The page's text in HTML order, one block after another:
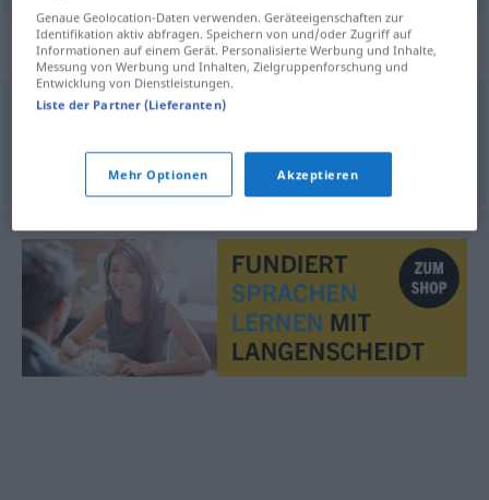
Synonyme für "livlig"
Genaue Geolocation-Daten verwenden. Geräteeigenschaften zur
Identifikation aktiv abfragen. Speichern von und/oder Zugriff auf
Informationen auf einem Gerät. Personalisierte Werbung und Inhalte,
Messung von Werbung und Inhalten, Zielgruppenforschung und
Entwicklung von Dienstleistungen.
Liste der Partner (Lieferanten)
Mehr Optionen Akzeptieren